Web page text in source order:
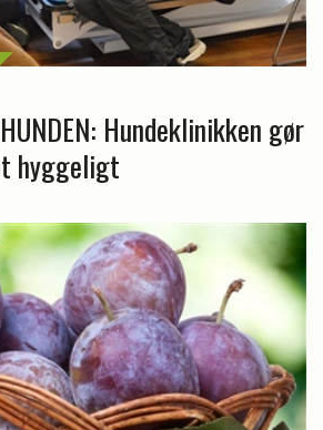
Hundeklinikken gør
hyggeligt